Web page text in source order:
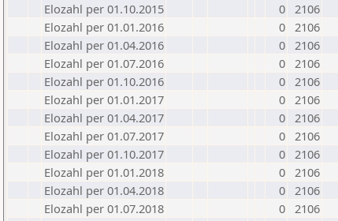
Elozahl per 01.10.2015
0 2106
Elozahl per 01.01.2016
0 2106
Elozahl per 01.04.2016
0 2106
Elozahl per 01.07.2016
0 2106
Elozahl per 01.10.2016
0 2106
Elozahl per 01.01.2017
0 2106
Elozahl per 01.04.2017
0 2106
Elozahl per 01.07.2017
0 2106
Elozahl per 01.10.2017
0 2106
Elozahl per 01.01.2018
0 2106
Elozahl per 01.04.2018
0 2106
Elozahl per 01.07.2018
0 2106